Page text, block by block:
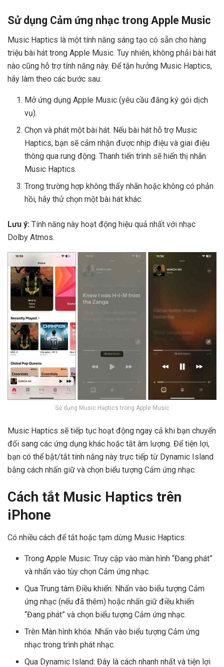
Sử dụng Cảm ứng nhạc trong Apple Music
Music Haptics là một tính năng sáng tạo có sẵn cho hàng
triệu bài hát trong Apple Music. Tuy nhiên, không phải bài hát
nào cũng hỗ trợ tính năng này. Để tận hưởng Music Haptics,
hãy làm theo các bước sau:
Mở ứng dụng Apple Music (yêu cầu đăng ký gói dịch
vụ).
Chọn và phát một bài hát. Nếu bài hát hỗ trợ Music
Haptics, bạn sẽ cảm nhận được nhịp điệu và giai điệu
thông qua rung động. Thanh tiến trình sẽ hiển thị nhãn
Music Haptics.
Trong trường hợp không thấy nhãn hoặc không có phản
hồi, hãy thử chọn một bài hát khác.
Lưu ý: Tính năng này hoạt động hiệu quả nhất với nhạc
Dolby Atmos.
Sử dụng Music Haptics trong Apple Music
Music Haptics sẽ tiếp tục hoạt động ngay cả khi bạn chuyển
đổi sang các ứng dụng khác hoặc tắt âm lượng. Để tiện lợi,
bạn có thể bật/tắt tính năng này trực tiếp từ Dynamic Island
bằng cách nhấn giữ và chọn biểu tượng Cảm ứng nhạc.
Cách tắt Music Haptics trên
iPhone
Có nhiều cách để tắt hoặc tạm dừng Music Haptics:
Trong Apple Music: Truy cập vào màn hình “Đang phát”
và nhấn vào tùy chọn Cảm ứng nhạc.
Qua Trung tâm Điều khiển: Nhấn vào biểu tượng Cảm
ứng nhạc (nếu đã thêm) hoặc nhấn giữ điều khiển
“Đang phát” và chọn biểu tượng Cảm ứng nhạc.
Trên Màn hình khóa: Nhấn vào biểu tượng Cảm ứng
nhạc trong trình phát nhạc.
Qua Dynamic Island: Đây là cách nhanh nhất và tiện lợi